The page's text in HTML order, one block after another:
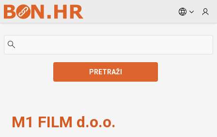
Skip to Main Content
PRETRAŽI
M1 FILM d.o.o.